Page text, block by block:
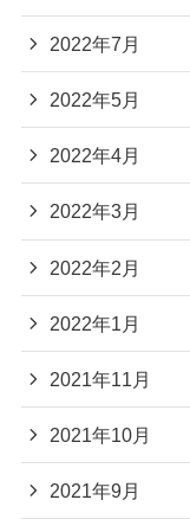
2022年7月
2022年5月
2022年4月
2022年3月
2022年2月
2022年1月
2021年11月
2021年10月
2021年9月